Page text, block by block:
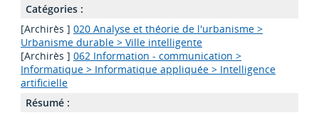
Catégories :
[Archirès ] 020 Analyse et théorie de l'urbanisme >
Urbanisme durable > Ville intelligente
[Archirès ] 062 Information - communication >
Informatique > Informatique appliquée > Intelligence
artificielle
Résumé :